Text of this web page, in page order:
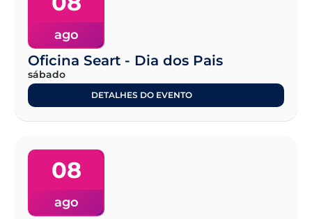
ago
Oficina Seart - Dia dos Pais
sábado
DETALHES DO EVENTO
08
ago